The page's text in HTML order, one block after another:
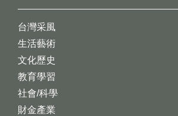
台灣采風
生活藝術
文化歷史
教育學習
社會/科學
財金產業